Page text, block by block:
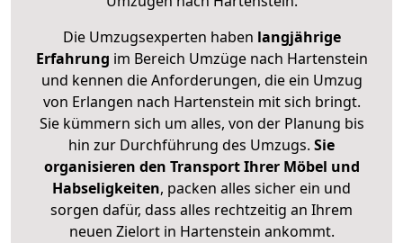
Die Umzugsexperten haben langjährige
Erfahrung im Bereich Umzüge nach Hartenstein
und kennen die Anforderungen, die ein Umzug
von Erlangen nach Hartenstein mit sich bringt.
Sie kümmern sich um alles, von der Planung bis
hin zur Durchführung des Umzugs. Sie
organisieren den Transport Ihrer Möbel und
Habseligkeiten, packen alles sicher ein und
sorgen dafür, dass alles rechtzeitig an Ihrem
neuen Zielort in Hartenstein ankommt.